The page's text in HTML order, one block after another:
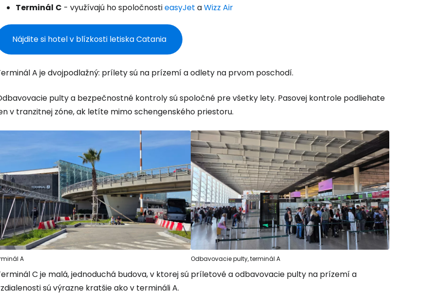
Terminál C - využívajú ho spoločnostieasyJet aWizz Air
Nájdite si hotel v blízkosti letiska Catania
A je dvojpodlažný: prílety sú na prízemí a odlety na prvom poschodí.
pulty a bezpečnostné kontroly sú spoločné pre všetky lety. Pasovej kontrole podliehate
v tranzitnej zóne, ak letíte mimo schengenského priestoru.
A Odbavovacie pulty, terminál A
C je malá, jednoduchá budova, v ktorej sú príletové a odbavovacie pulty na prízemí a
sú výrazne kratšie ako v termináli A.
Prihláste sa do služby
Cestee
... celosvetovej komunity cestovateľov
Pokračovať so službou Google
Pokračovať na Facebooku